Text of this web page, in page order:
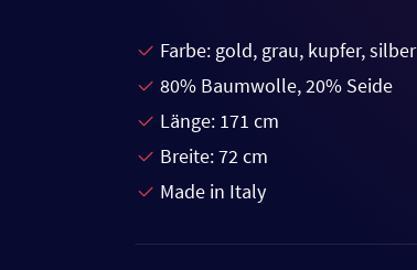
Farbe: gold, grau, kupfer, silber
80% Baumwolle, 20% Seide
Länge: 171 cm
Breite: 72 cm
Made in Italy